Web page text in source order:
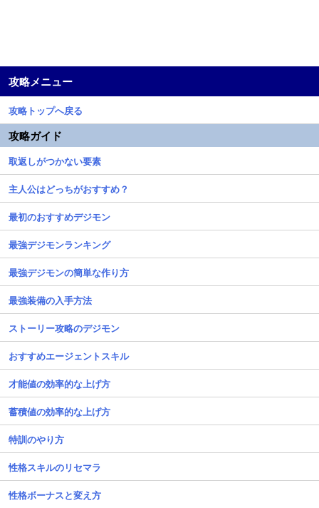
攻略メニュー
攻略トップへ戻る
攻略ガイド
取返しがつかない要素
主人公はどっちがおすすめ？
最初のおすすめデジモン
最強デジモンランキング
最強デジモンの簡単な作り方
最強装備の入手方法
ストーリー攻略のデジモン
おすすめエージェントスキル
才能値の効率的な上げ方
蓄積値の効率的な上げ方
特訓のやり方
性格スキルのリセマラ
性格ボーナスと変え方